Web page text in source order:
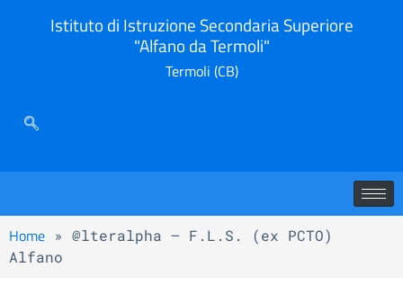
Istituto di Istruzione Secondaria Superiore
"Alfano da Termoli"
Termoli (CB)
Home » @lteralpha – F.L.S. (ex PCTO)
Alfano